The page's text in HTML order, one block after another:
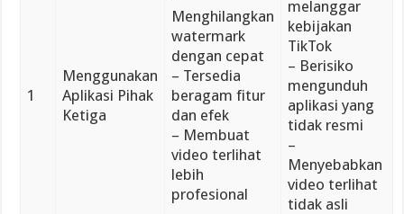
1
Menggunakan
Aplikasi Pihak
Ketiga
Menghilangkan
watermark
dengan cepat
– Tersedia
beragam fitur
dan efek
– Membuat
video terlihat
lebih
profesional
melanggar
kebijakan
TikTok
– Berisiko
mengunduh
aplikasi yang
tidak resmi
–
Menyebabkan
video terlihat
tidak asli